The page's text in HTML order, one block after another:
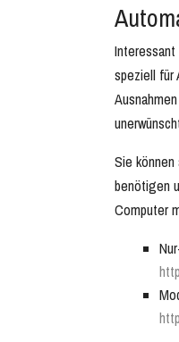
speziell für
Sie
benötigen
Computer